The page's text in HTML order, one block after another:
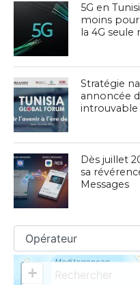
5G en
moins pour
la 4G seule
Stratégie
annoncée
introuvable
Dès juillet
sa
Messages